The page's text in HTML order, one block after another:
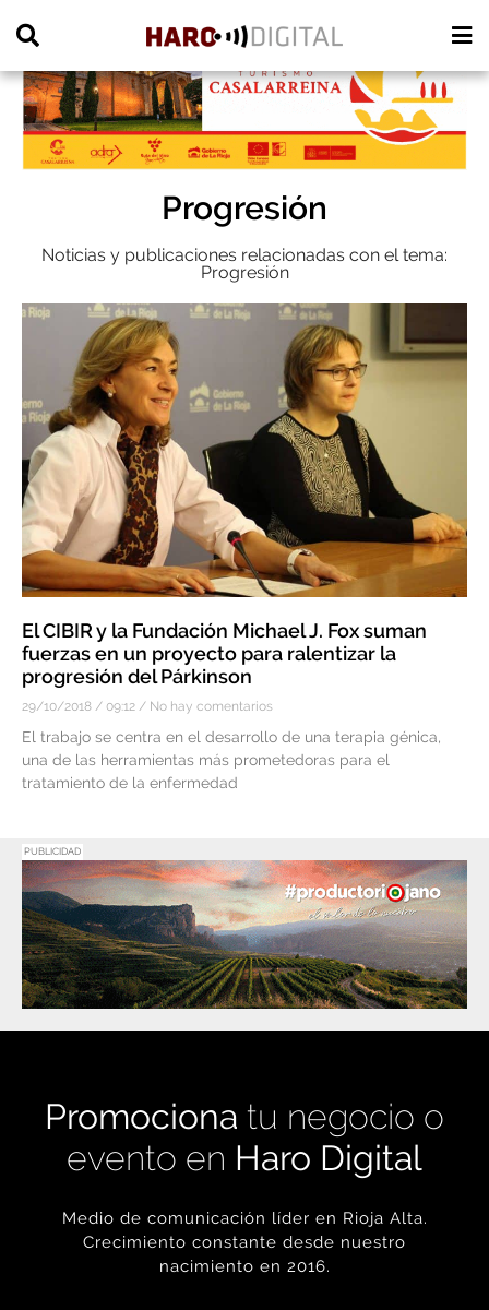
Progresión
Noticias y publicaciones relacionadas con el tema:
Progresión
El CIBIR y la Fundación Michael J. Fox suman
fuerzas en un proyecto para ralentizar la
progresión del Párkinson
29/10/2018 09:12 No hay comentarios
El trabajo se centra en el desarrollo de una terapia génica,
una de las herramientas más prometedoras para el
tratamiento de la enfermedad
PUBLICIDAD
Promociona tu negocio o
evento en Haro Digital
Medio de comunicación líder en Rioja Alta.
Crecimiento constante desde nuestro
nacimiento en 2016.